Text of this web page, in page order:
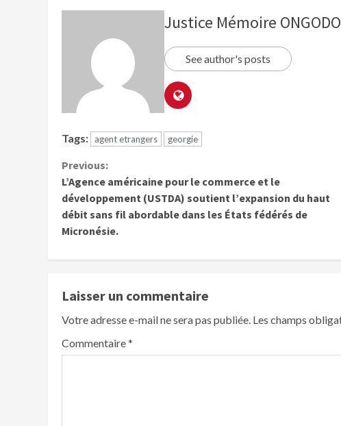
Justice Mémoire ONGODO
See author's posts
Tags: agent etrangers georgie
Previous:
L’Agence américaine pour le commerce et le
développement (USTDA) soutient l’expansion du haut
débit sans fil abordable dans les États fédérés de
Micronésie.
Laisser un commentaire
Votre adresse e-mail ne sera pas publiée. Les champs
Commentaire*